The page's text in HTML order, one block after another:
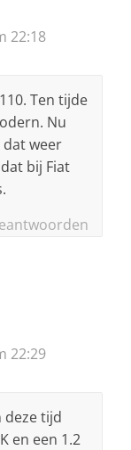
22:18
Ten tijde
Nu
weer
bij Fiat
22:29
deze tijd
en een 1.2